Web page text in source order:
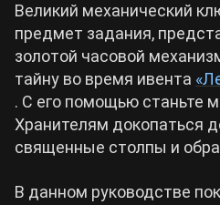
Path of Exile 2
Wuthering Waves
Roblox
Билды Path of Exile 2
Великий механический
предмет задания,
золотой часовой
тайну во время ивента
. С его помощью станьте
Хранителям докопаться
священные столпы и
В данном руководстве